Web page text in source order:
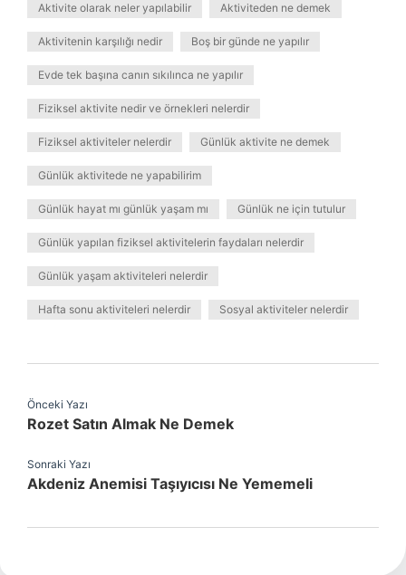
Aktivite olarak neler yapılabilir Aktiviteden ne demek
Aktivitenin karşılığı nedir Boş bir günde ne yapılır
Evde tek başına canın sıkılınca ne yapılır
Fiziksel aktivite nedir ve örnekleri nelerdir
Fiziksel aktiviteler nelerdir Günlük aktivite ne demek
Günlük aktivitede ne yapabilirim
Günlük hayat mı günlük yaşam mı Günlük ne için tutulur
Günlük yapılan fiziksel aktivitelerin faydaları nelerdir
Günlük yaşam aktiviteleri nelerdir
Hafta sonu aktiviteleri nelerdir Sosyal aktiviteler nelerdir
Önceki Yazı
Rozet Satın Almak Ne Demek
Sonraki Yazı
Akdeniz Anemisi Taşıyıcısı Ne Yememeli